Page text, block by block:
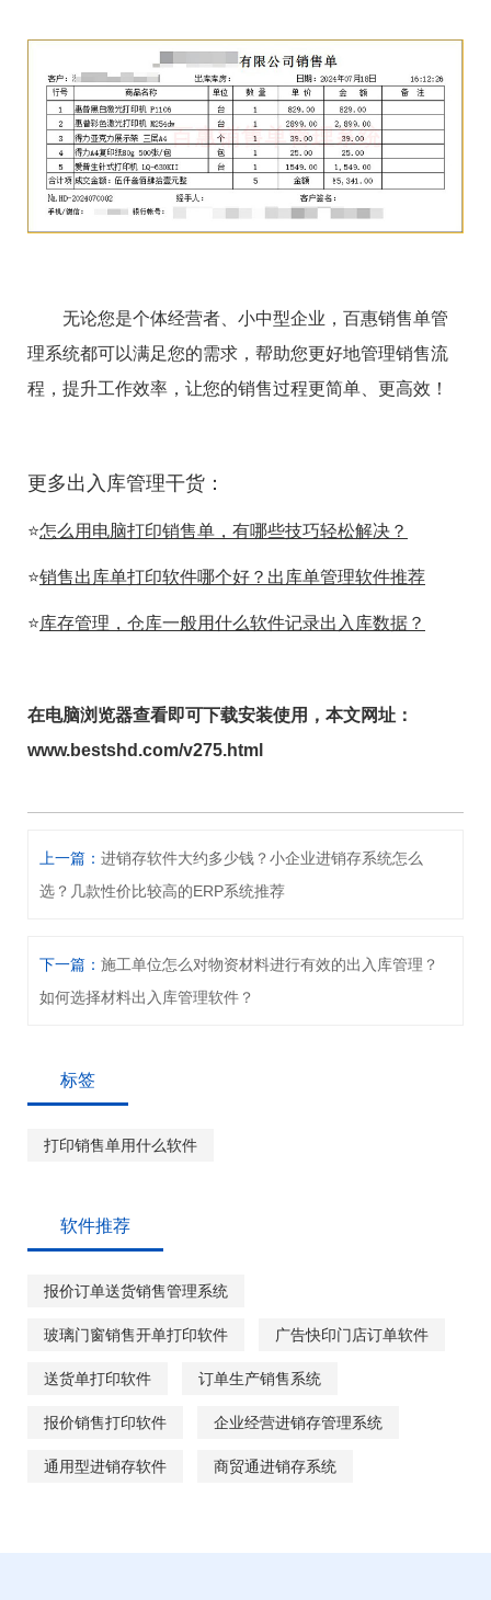
无论您是个体经营者、小中型企业，百惠销售单管
理系统都可以满足您的需求，帮助您更好地管理销售流
程，提升工作效率，让您的销售过程更简单、更高效！
更多出入库管理干货：
⭐怎么用电脑打印销售单，有哪些技巧轻松解决？
⭐销售出库单打印软件哪个好？出库单管理软件推荐
⭐库存管理，仓库一般用什么软件记录出入库数据？
在电脑浏览器查看即可下载安装使用，本文网址：
www.bestshd.com/v275.html
上一篇： 进销存软件大约多少钱？小企业进销存系统怎么
选？几款性价比较高的ERP系统推荐
下一篇： 施工单位怎么对物资材料进行有效的出入库管理？
如何选择材料出入库管理软件？
标签
打印销售单用什么软件
软件推荐
报价订单送货销售管理系统
玻璃门窗销售开单打印软件 广告快印门店订单软件
送货单打印软件 订单生产销售系统
报价销售打印软件 企业经营进销存管理系统
通用型进销存软件 商贸通进销存系统